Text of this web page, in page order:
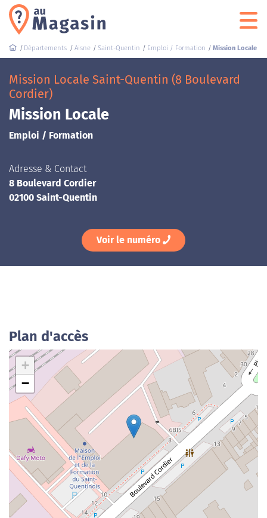
Départements Aisne Saint-Quentin Emploi / Formation Mission Locale
Mission Locale Saint-Quentin (8 Boulevard
Cordier)
Mission Locale
Emploi / Formation
Adresse & Contact
8 Boulevard Cordier
02100 Saint-Quentin
Voir le numéro
Plan d'accès
+
−